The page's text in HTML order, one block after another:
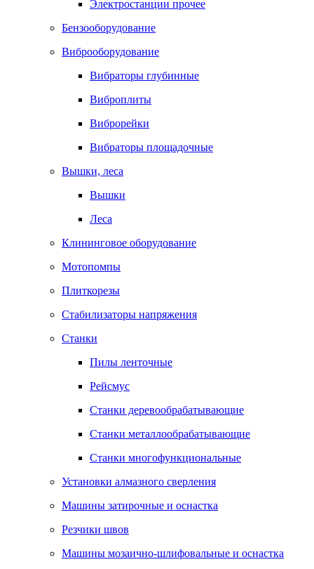
Электростанции прочее
Бензооборудование
Виброоборудование
Вибраторы глубинные
Виброплиты
Виброрейки
Вибраторы площадочные
Вышки, леса
Вышки
Леса
Клининговое оборудование
Мотопомпы
Плиткорезы
Стабилизаторы напряжения
Станки
Пилы ленточные
Рейсмус
Станки деревообрабатывающие
Станки металлообрабатывающие
Станки многофункциональные
Установки алмазного сверления
Машины затирочные и оснастка
Резчики швов
Машины мозаично-шлифовальные и оснастка